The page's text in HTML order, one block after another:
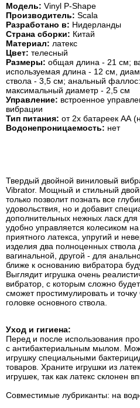
Модель: Vinyl P-Shape
Производитель: Scala
Разработано в: Нидерланды
Страна сборки: Китай
Материал: латекс
Цвет: телесный
Размеры: общая длина - 21 см;
используемая длина - 12 см,
ствола - 3,5 см; анальный
максимальный диаметр - 2,5 см
Управление: встроенное
вибрации
Тип питания: от 2х батареек АА
Водонепроницаемость: нет
Твердый двойной виниловый
Vibrator. Мощный и стильный
только позволит познать все
удовольствия, но и добавит
дополнительных нежных ласк для
удобно управляется колесиком
приятного латекса, упругий и
изделия два полноценных
вагинальной, другой - для
ближе к основанию вибратора
Выглядит игрушка очень
вибратор, с которым сложно
сможет простимулировать и точку
головке основного ствола.
Уход и гигиена:
Перед и после использования
с антибактериальным мылом.
игрушку специальными
товаров. Храните игрушки из
игрушек, так как латекс склонен
Совместимые лубриканты: на